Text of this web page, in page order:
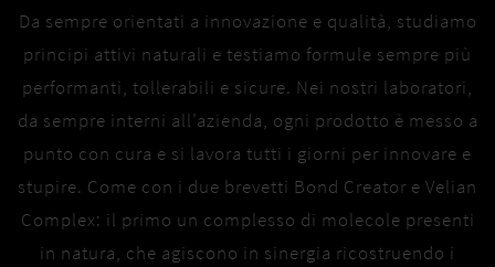
Da sempre orientati a innovazione e qualità, studiamo
principi attivi naturali e testiamo formule sempre più
performanti, tollerabili e sicure. Nei nostri laboratori,
da sempre interni all’azienda, ogni prodotto è messo a
punto con cura e si lavora tutti i giorni per innovare e
stupire. Come con i due brevetti Bond Creator e Velian
Complex: il primo un complesso di molecole presenti
in natura, che agiscono in sinergia ricostruendo i